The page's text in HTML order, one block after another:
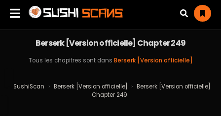
Berserk [Version officielle] Chapter 249
Tous les chapitres sont dans Berserk [Version officielle]
SushiScan › Berserk [Version officielle] › Berserk [Version officielle]
Chapter 249